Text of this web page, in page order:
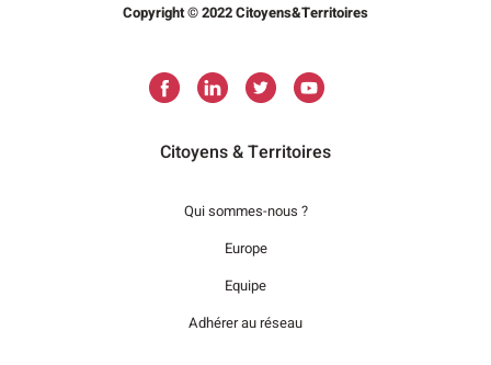
Copyright © 2022 Citoyens&Territoires
Citoyens & Territoires
Qui sommes-nous ?
Europe
Equipe
Adhérer au réseau